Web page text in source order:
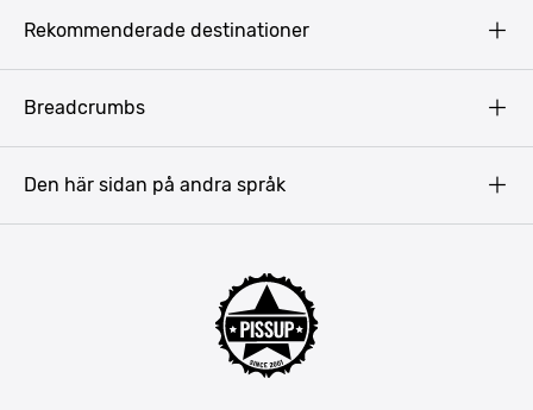
Rekommenderade destinationer
Breadcrumbs
Den här sidan på andra språk